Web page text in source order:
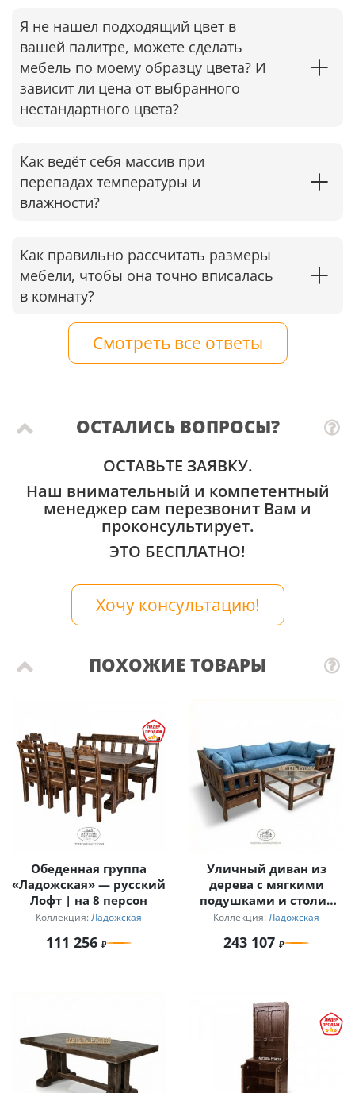
Я не нашел подходящий цвет в
вашей палитре, можете сделать
мебель по моему образцу цвета? И
зависит ли цена от выбранного
нестандартного цвета?
Как ведёт себя массив при
перепадах температуры и
влажности?
Как правильно рассчитать размеры
мебели, чтобы она точно вписалась
в комнату?
Смотреть все ответы
ОСТАЛИСЬ ВОПРОСЫ?
ОСТАВЬТЕ ЗАЯВКУ.
Наш внимательный и компетентный
менеджер сам перезвонит Вам и
проконсультирует.
ЭТО БЕСПЛАТНО!
Хочу консультацию!
ПОХОЖИЕ ТОВАРЫ
Обеденная группа
«Ладожская» — русский
Лофт | на 8 персон
Коллекция: Ладожская
111 256
Уличный диван из
дерева с мягкими
подушками и столик
для дачи
Коллекция: Ладожская
243 107